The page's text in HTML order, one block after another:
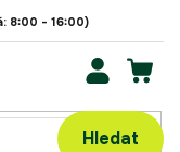
Hledat